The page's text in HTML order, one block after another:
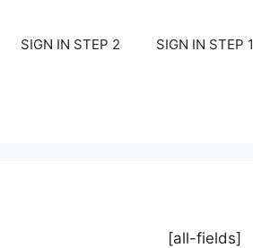
SIGN IN STEP 1
SIGN IN STEP 2
[all-fields]